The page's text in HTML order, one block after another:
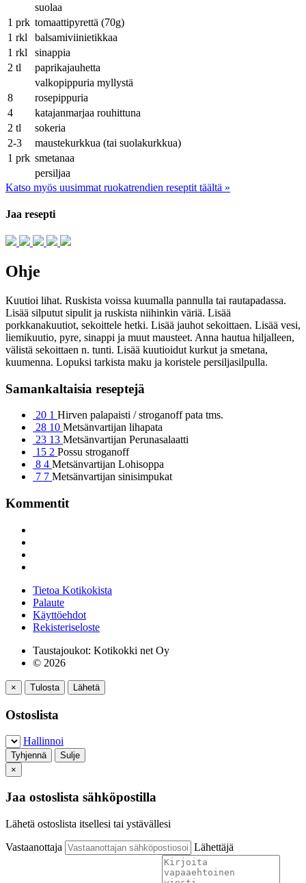
suolaa
1 prk tomaattipyrettä (70g)
1 rkl
balsamiviinietikkaa
1 rkl
sinappia
2 tl
paprikajauhetta
valkopippuria myllystä
8
rosepippuria
4
katajanmarjaa rouhittuna
2 tl
sokeria
2-3
maustekurkkua (tai suolakurkkua)
1 prk smetanaa
persiljaa
Katso myös uusimmat ruokatrendien reseptit täältä »
Jaa resepti
Ohje
Kuutioi lihat. Ruskista voissa kuumalla pannulla tai rautapadassa.
Lisää silputut sipulit ja ruskista niihinkin väriä. Lisää
porkkanakuutiot, sekoittele hetki. Lisää jauhot sekoittaen. Lisää vesi,
liemikuutio, pyre, sinappi ja muut mausteet. Anna hautua hiljalleen,
välistä sekoittaen n. tunti. Lisää kuutioidut kurkut ja smetana,
kuumenna. Lopuksi tarkista maku ja koristele persiljasilpulla.
Samankaltaisia reseptejä
20 1 Hirven palapaisti / stroganoff pata tms.
28 10 Metsänvartijan lihapata
23 13 Metsänvartijan Perunasalaatti
15 2 Possu stroganoff
8 4 Metsänvartijan Lohisoppa
7 7 Metsänvartijan sinisimpukat
Kommentit
Tietoa Kotikokista
Palaute
Käyttöehdot
Rekisteriseloste
Taustajoukot: Kotikokki net Oy
© 2026
× Tulosta Lähetä
Ostoslista
Hallinnoi
Tyhjennä
Sulje
×
Jaa ostoslista sähköpostilla
Lähetä ostoslista itsellesi tai ystävällesi
Vastaanottaja
Lähettäjä